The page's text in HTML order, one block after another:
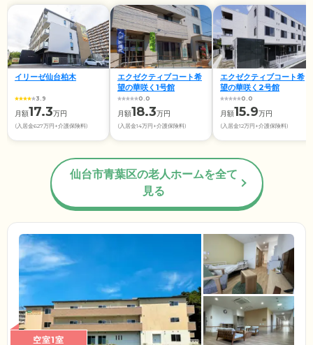
イリーゼ仙台柏木
3.9
月額17.3万円
(入居金627万円+介護保険料)
エクゼクティブコート希
望の華咲く1号館
0.0
月額18.3万円
(入居金14万円+介護保険料)
エクゼクティブコート希
望の華咲く2号館
0.0
月額15.9万円
(入居金12万円+介護保険料)
仙台市青葉区の老人ホームを全て
見る
空室1室